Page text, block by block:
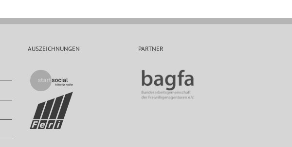
AUSZEICHNUNGEN PARTNER